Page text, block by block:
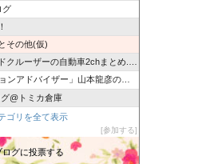
グ
その他(仮)
ルーザーの自動車2chまとめ.com
アドバイザー」山本龍彦のブログ
@トミカ倉庫
ペア専門店 轟ＢＯＤY 日々の出来事
ゴリを全て表示
参加する
ログに投票する